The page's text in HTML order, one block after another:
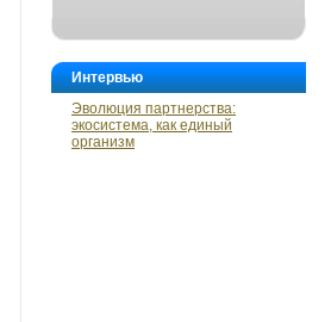
Интервью
Эволюция партнерства:
экосистема, как единый
организм